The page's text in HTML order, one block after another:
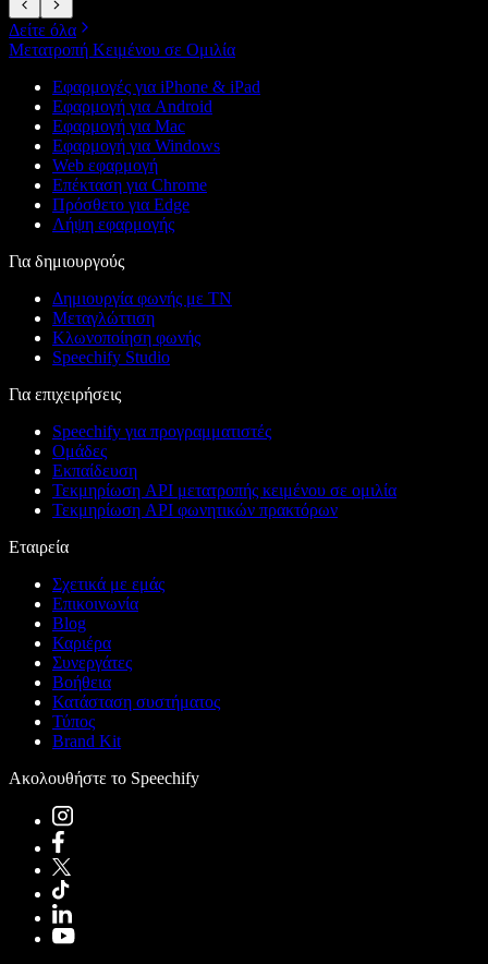
Δείτε όλα
Μετατροπή Κειμένου σε Ομιλία
Εφαρμογές για iPhone & iPad
Εφαρμογή για Android
Εφαρμογή για Mac
Εφαρμογή για Windows
Web εφαρμογή
Επέκταση για Chrome
Πρόσθετο για Edge
Λήψη εφαρμογής
Για δημιουργούς
Δημιουργία φωνής με ΤΝ
Μεταγλώττιση
Κλωνοποίηση φωνής
Speechify Studio
Για επιχειρήσεις
Speechify για προγραμματιστές
Ομάδες
Εκπαίδευση
Τεκμηρίωση API μετατροπής κειμένου σε ομιλία
Τεκμηρίωση API φωνητικών πρακτόρων
Εταιρεία
Σχετικά με εμάς
Επικοινωνία
Blog
Καριέρα
Συνεργάτες
Βοήθεια
Κατάσταση συστήματος
Τύπος
Brand Kit
Ακολουθήστε το Speechify